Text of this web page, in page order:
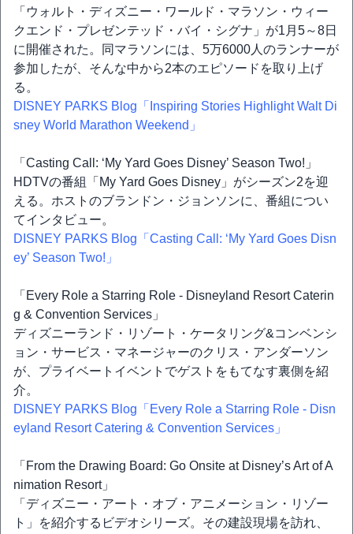
「ウォルト・ディズニー・ワールド・マラソン・ウィー
クエンド・プレゼンテッド・バイ・シグナ」が1月5～8日
に開催された。同マラソンには、5万6000人のランナーが
参加したが、そんな中から2本のエピソードを取り上げ
る。
DISNEY PARKS Blog「Inspiring Stories Highlight Walt Di
sney World Marathon Weekend」
「Casting Call: ‘My Yard Goes Disney’ Season Two!」
HDTVの番組「My Yard Goes Disney」がシーズン2を迎
える。ホストのブランドン・ジョンソンに、番組につい
てインタビュー。
DISNEY PARKS Blog「Casting Call: ‘My Yard Goes Disn
ey’ Season Two!」
「Every Role a Starring Role - Disneyland Resort Caterin
g & Convention Services」
ディズニーランド・リゾート・ケータリング&コンベンシ
ョン・サービス・マネージャーのクリス・アンダーソン
が、プライベートイベントでゲストをもてなす裏側を紹
介。
DISNEY PARKS Blog「Every Role a Starring Role - Disn
eyland Resort Catering & Convention Services」
「From the Drawing Board: Go Onsite at Disney’s Art of A
nimation Resort」
「ディズニー・アート・オブ・アニメーション・リゾー
ト」を紹介するビデオシリーズ。その建設現場を訪れ、